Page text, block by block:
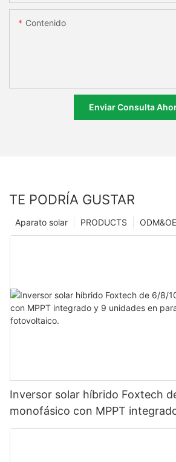
Contenido
Enviar Consulta
TE PODRÍA GUSTAR
PRODUCTS
Aparato solar
Inversor solar híbrido Foxtech
monofásico con MPPT
en paralelo para sistema